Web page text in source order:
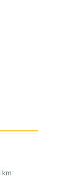
km